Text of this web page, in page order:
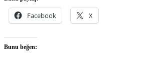
Facebook X
Bunu beğen: